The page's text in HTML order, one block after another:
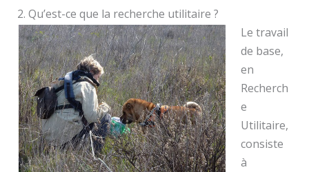
2. Qu’est-ce que la recherche utilitaire ?
Le travail
de base,
en
Recherch
e
Utilitaire,
consiste
à